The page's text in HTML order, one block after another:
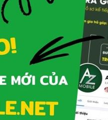
🎁 Tặng quà tích điểm1% đổi
100K khi ship xavà
tại
🎁 Giảm thêm30% khi mua
nghe, Dán MH,Sạc DP...)